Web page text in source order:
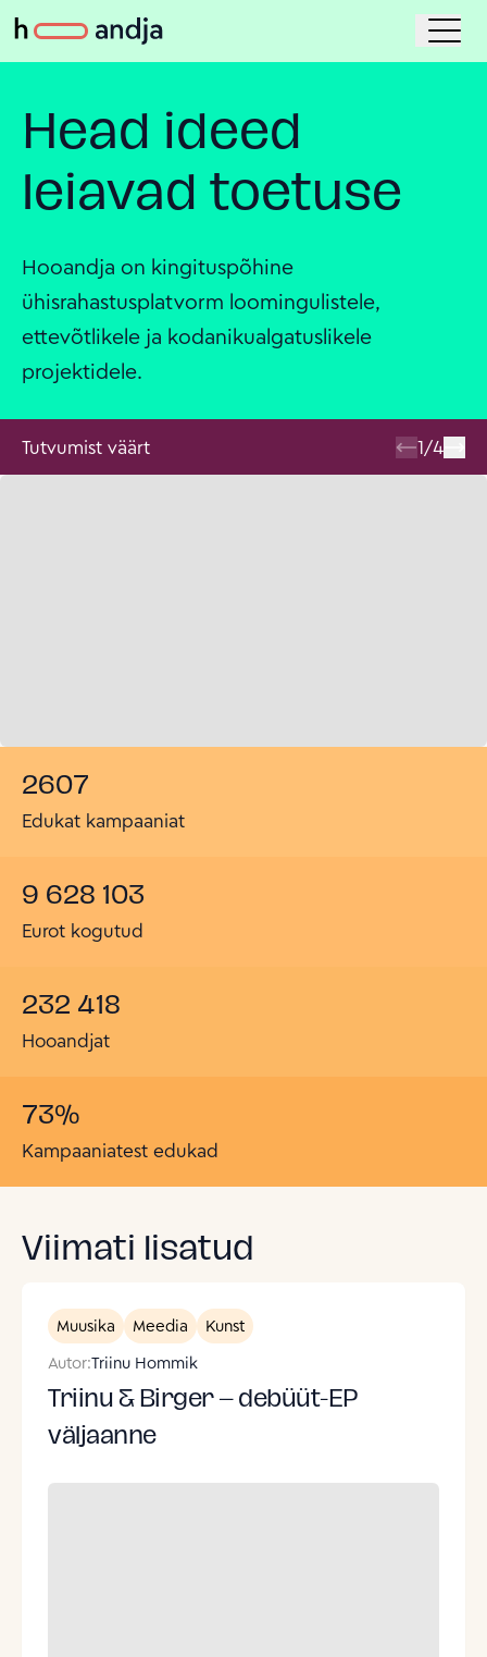
Head ideed
leiavad toetuse
Hooandja on kingituspõhine
ühisrahastusplatvorm loomingulistele,
ettevõtlikele ja kodanikualgatuslikele
projektidele.
Tutvumist väärt 1/4
2607
Edukat kampaaniat
9 628 103
Eurot kogutud
232 418
Hooandjat
73%
Kampaaniatest edukad
Viimati lisatud
Muusika Meedia
Kunst
Autor:Triinu Hommik
Triinu & Birger – debüüt-EP
väljaanne